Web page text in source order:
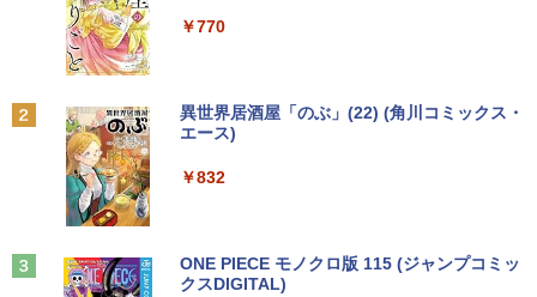
MS限定クーポンあり! 【Win11正式対
ソコン 中古 パソコン メモリ 8GB 最大3
型 無線LAN office付き 2026 福袋 ギフト
フィリップス（ディスプレイ） 221S9A/
フル保証]
￥9,980
ッチ選択】 モバイルモニター 15.6インチ
ノングレア 非光沢 1080PフルHD コスパ
高画質 デュアルモニター サブモニター
￥1,595
ル ]
Anker Soundcore P31i ブラック
Anker Soundcore Liberty 5 ミッドナイトブ
ラック
￥250
BRUCE WAYNE feat. Flo Milli, ATL Jacob
[Explicit]
￥250
On My Road (Stadium ver.)
￥1,112
by Amazon 天然水 ラベルレス 500ml ×24本
富士山の天然水 バナジウム含有 水 ミネラル
ットル (Smart Basic)
by Amazon 天然水ラベルレス 2L×9本
￥770
異世界居酒屋「のぶ」(22) (角川コミックス・
エース)
￥832
ONE PIECE モノクロ版 115 (ジャンプコミッ
クスDIGITAL)